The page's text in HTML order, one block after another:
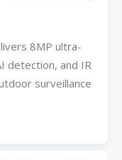
8MP ultra-
detection, and IR
surveillance